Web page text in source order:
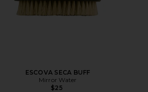
ESCOVA SECA BUFF
Mirror Water
$25